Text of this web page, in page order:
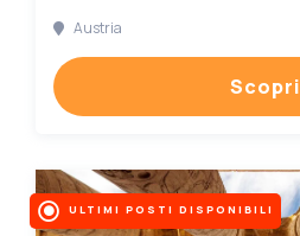
Austria
Scopri
ULTIMI POSTI DISPONIBILI